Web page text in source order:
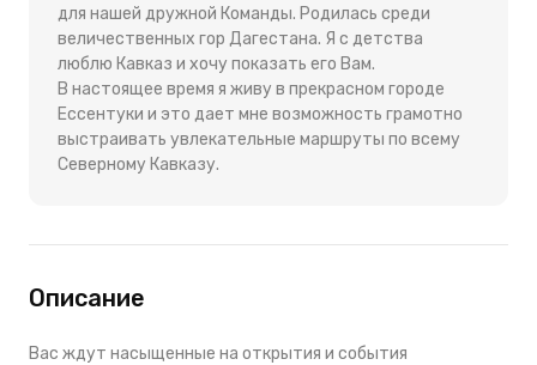
для нашей дружной Команды. Родилась среди
величественных гор Дагестана. Я с детства
люблю Кавказ и хочу показать его Вам.
В настоящее время я живу в прекрасном городе
Ессентуки и это дает мне возможность грамотно
выстраивать увлекательные маршруты по всему
Северному Кавказу.
Описание
Вас ждут насыщенные на открытия и события